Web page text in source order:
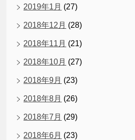
2019年1月 (27)
2018年12月 (28)
2018年11月 (21)
2018年10月 (27)
2018年9月 (23)
2018年8月 (26)
2018年7月 (29)
2018年6月 (23)